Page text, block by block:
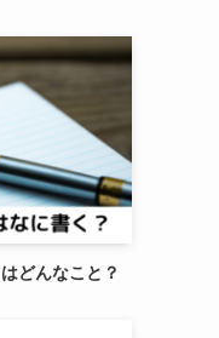
どんなこと？